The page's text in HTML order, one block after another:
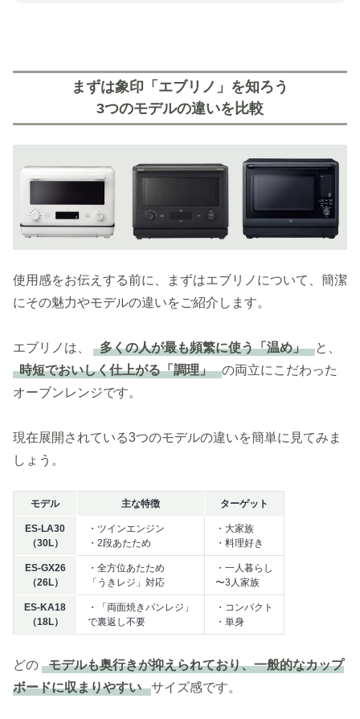
まずは象印「エブリノ」を知ろう
3つのモデルの違いを比較
使用感をお伝えする前に、まずはエブリノについて、簡潔
にその魅力やモデルの違いをご紹介します。
エブリノは、 多くの人が最も頻繁に使う「温め」 と、
時短でおいしく仕上がる「調理」 の両立にこだわった
オーブンレンジです。
現在展開されている3つのモデルの違いを簡単に見てみま
しょう。
モデル 主な特徴 ターゲット
ES-LA30
（30L）
・ツインエンジン
・2段あたため
・大家族
・料理好き
ES-GX26
（26L）
・全方位あたため
「うきレジ」対応
・一人暮らし
〜3人家族
ES-KA18
（18L）
・「両面焼きパンレジ」
で裏返し不要
・コンパクト
・単身
どの
モデルも奥行きが抑えられており、一般的なカップ
ボードに収まりやすい サイズ感です。